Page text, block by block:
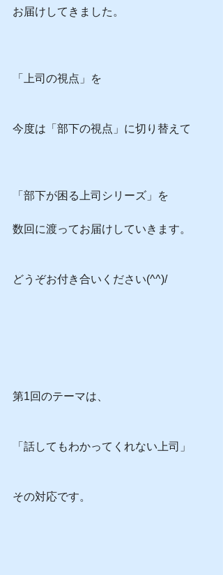
お届けしてきました。
「上司の視点」を
今度は「部下の視点」に切り替えて
「部下が困る上司シリーズ」を
数回に渡ってお届けしていきます。
どうぞお付き合いください(^^)/
第1回のテーマは、
「話してもわかってくれない上司」
その対応です。